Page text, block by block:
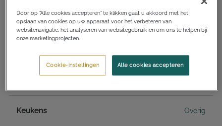
Totale benodigde tijd 10 minuten
Keukens Overig
Door op “Alle cookies accepteren” te klikken gaat u akkoord met het
opslaan van cookies op uw apparaat voor het verbeteren van
websitenavigatie, het analyseren van websitegebruik en om ons te helpen bij
onze marketingprojecten.
Alle cookies accepteren
Cookie-instellingen